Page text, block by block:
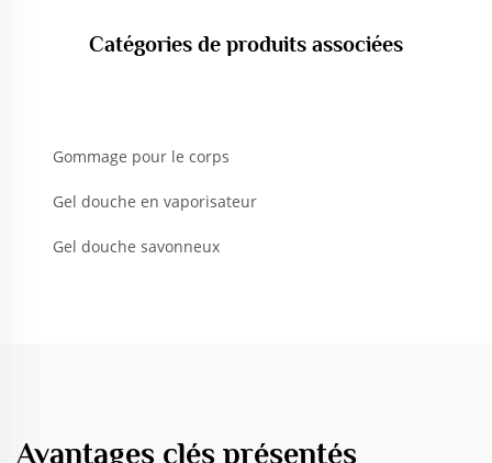
Catégories de produits associées
Gommage pour le corps
Gel douche en vaporisateur
Gel douche savonneux
Avantages clés présentés